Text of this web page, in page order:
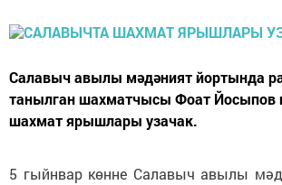
Салавыч авылы мәдәният йортында
танылган шахматчысы Фоат Йосыпов
шахмат ярышлары узачак.
5 гыйнвар көнне Салавыч авылы